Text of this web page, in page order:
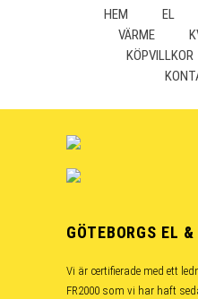
HEM EL
VÄRME
KÖPVILLKOR
GÖTEBORGS EL &
Vi är certifierade med ett
FR2000 som vi har haft